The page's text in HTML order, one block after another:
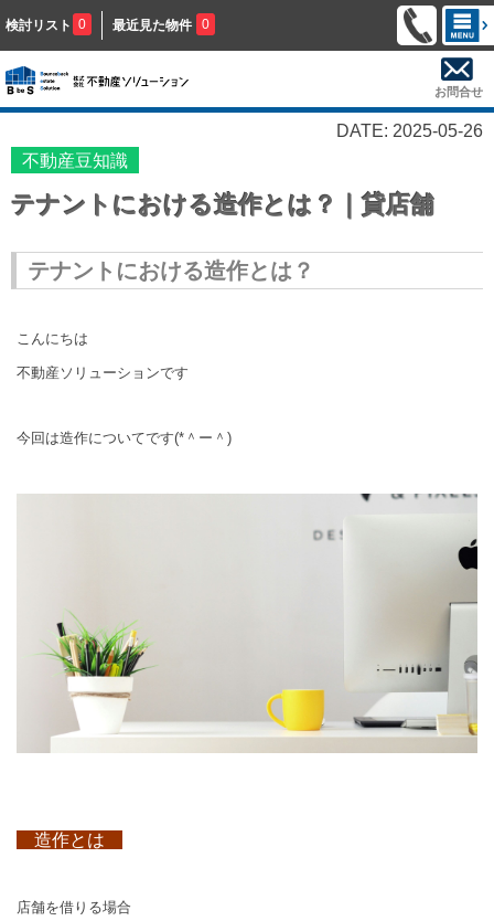
検討リスト 0 最近見た物件 0
お問合せ
DATE: 2025-05-26
不動産豆知識
テナントにおける造作とは？｜貸店舗
テナントにおける造作とは？
こんにちは
不動産ソリューションです
今回は造作についてです(*＾ー＾)
造作とは
店舗を借りる場合